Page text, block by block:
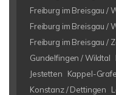
Freiburg im Breisgau /
Freiburg im Breisgau /
Freiburg im Breisgau /
Gundelfingen / Wildtal
Jestetten
Kappel-
Konstanz / Dettingen